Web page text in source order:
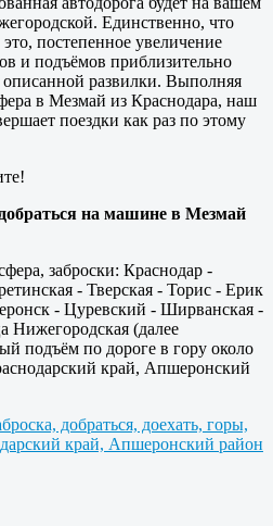
Единственно, что
постепенное увеличение
и подъёмов приблизительно
описанной развилки. Выполняя
в Мезмай из Краснодара, наш
поездки как раз по этому
на машине в Мезмай
заброски: Краснодар -
- Тверская - Торис - Ерик
- Цуревский - Ширванская -
Нижегородская (далее
подъём по дороге в гору около
край, Апшеронский
добраться, доехать, горы,
край, Апшеронский район